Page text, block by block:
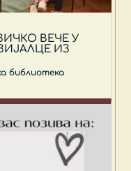
ВЕЧЕ У
ИЗ
библиотека